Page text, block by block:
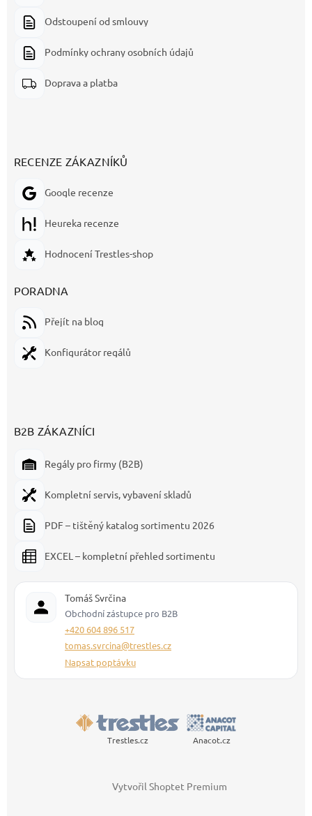
Odstoupení od smlouvy
Podmínky ochrany osobních údajů
Doprava a platba
RECENZE ZÁKAZNÍKŮ
Google recenze
Heureka recenze
Hodnocení Trestles-shop
PORADNA
Přejít na blog
Konfigurátor regálů
B2B ZÁKAZNÍCI
Regály pro firmy (B2B)
Kompletní servis, vybavení skladů
PDF – tištěný katalog sortimentu 2026
EXCEL – kompletní přehled sortimentu
Tomáš Svrčina
Obchodní zástupce pro B2B
+420 604 896 517
tomas.svrcina@trestles.cz
Napsat poptávku
Trestles.cz Anacot.cz
Vytvořil Shoptet Premium